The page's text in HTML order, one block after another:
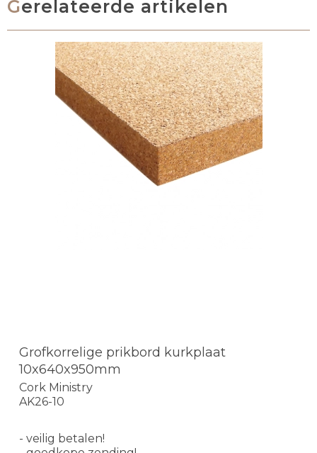
Gerelateerde artikelen
Grofkorrelige prikbord kurkplaat
10x640x950mm
Cork Ministry
AK26-10
- veilig betalen!